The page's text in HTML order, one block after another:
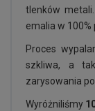
tlenków
emalia w 100%
Proces
szkliwa, a
zarysowania
Wyróżniliśmy